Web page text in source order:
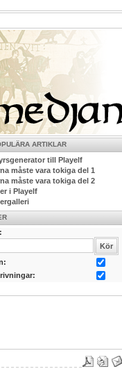
ARTIKLAR
till Playelf
måste vara tokiga del 1
måste vara tokiga del 2
i Playelf